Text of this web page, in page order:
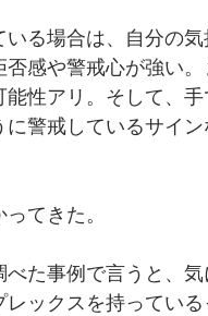
る場合は、自分の
感や警戒心が強い
性アリ。そして、
警戒しているサイ
てきた。
た事例で言うと、
ックスを持ってい